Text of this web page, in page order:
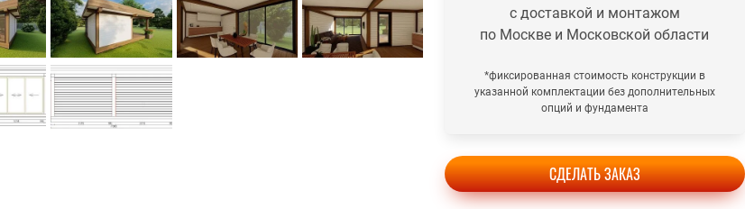
с доставкой и монтажом
по Москве и Московской области
*фиксированная стоимость конструкции в
указанной комплектации без дополнительных
опций и фундамента
СДЕЛАТЬ ЗАКАЗ